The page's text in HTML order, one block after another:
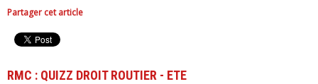
Partager cet article
RMC : QUIZZ DROIT ROUTIER - ETE